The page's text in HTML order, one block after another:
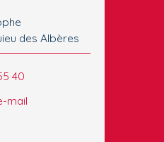
des Albères
40
mail